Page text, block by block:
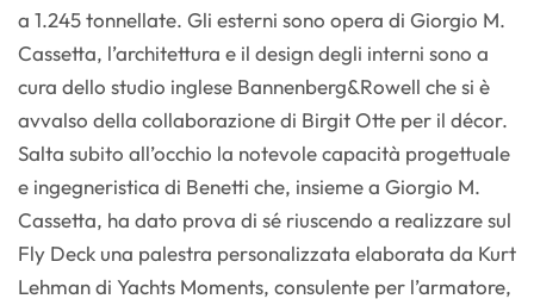
a 1.245 tonnellate. Gli esterni sono opera di Giorgio M.
Cassetta, l’architettura e il design degli interni sono a
cura dello studio inglese Bannenberg&Rowell che si è
avvalso della collaborazione di Birgit Otte per il décor.
Salta subito all’occhio la notevole capacità progettuale
e ingegneristica di Benetti che, insieme a Giorgio M.
Cassetta, ha dato prova di sé riuscendo a realizzare sul
Fly Deck una palestra personalizzata elaborata da Kurt
Lehman di Yachts Moments, consulente per l’armatore,